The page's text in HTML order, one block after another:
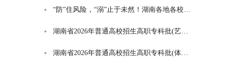
“防”住风险，“溺”止于未然！湖南各地各校打响防溺水“保卫战”
湖南省2026年普通高校招生高职专科批(艺术类)第一次投档分数线
湖南省2026年普通高校招生高职专科批(体育类)第一次投档分数线